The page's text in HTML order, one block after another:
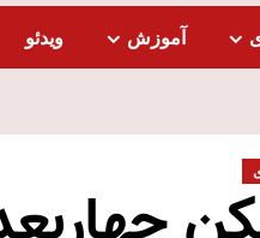
آموزش ویدئو